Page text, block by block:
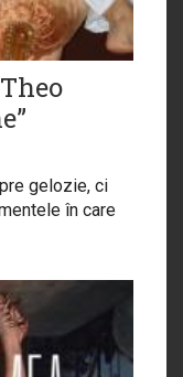
gelozie, ci
în care